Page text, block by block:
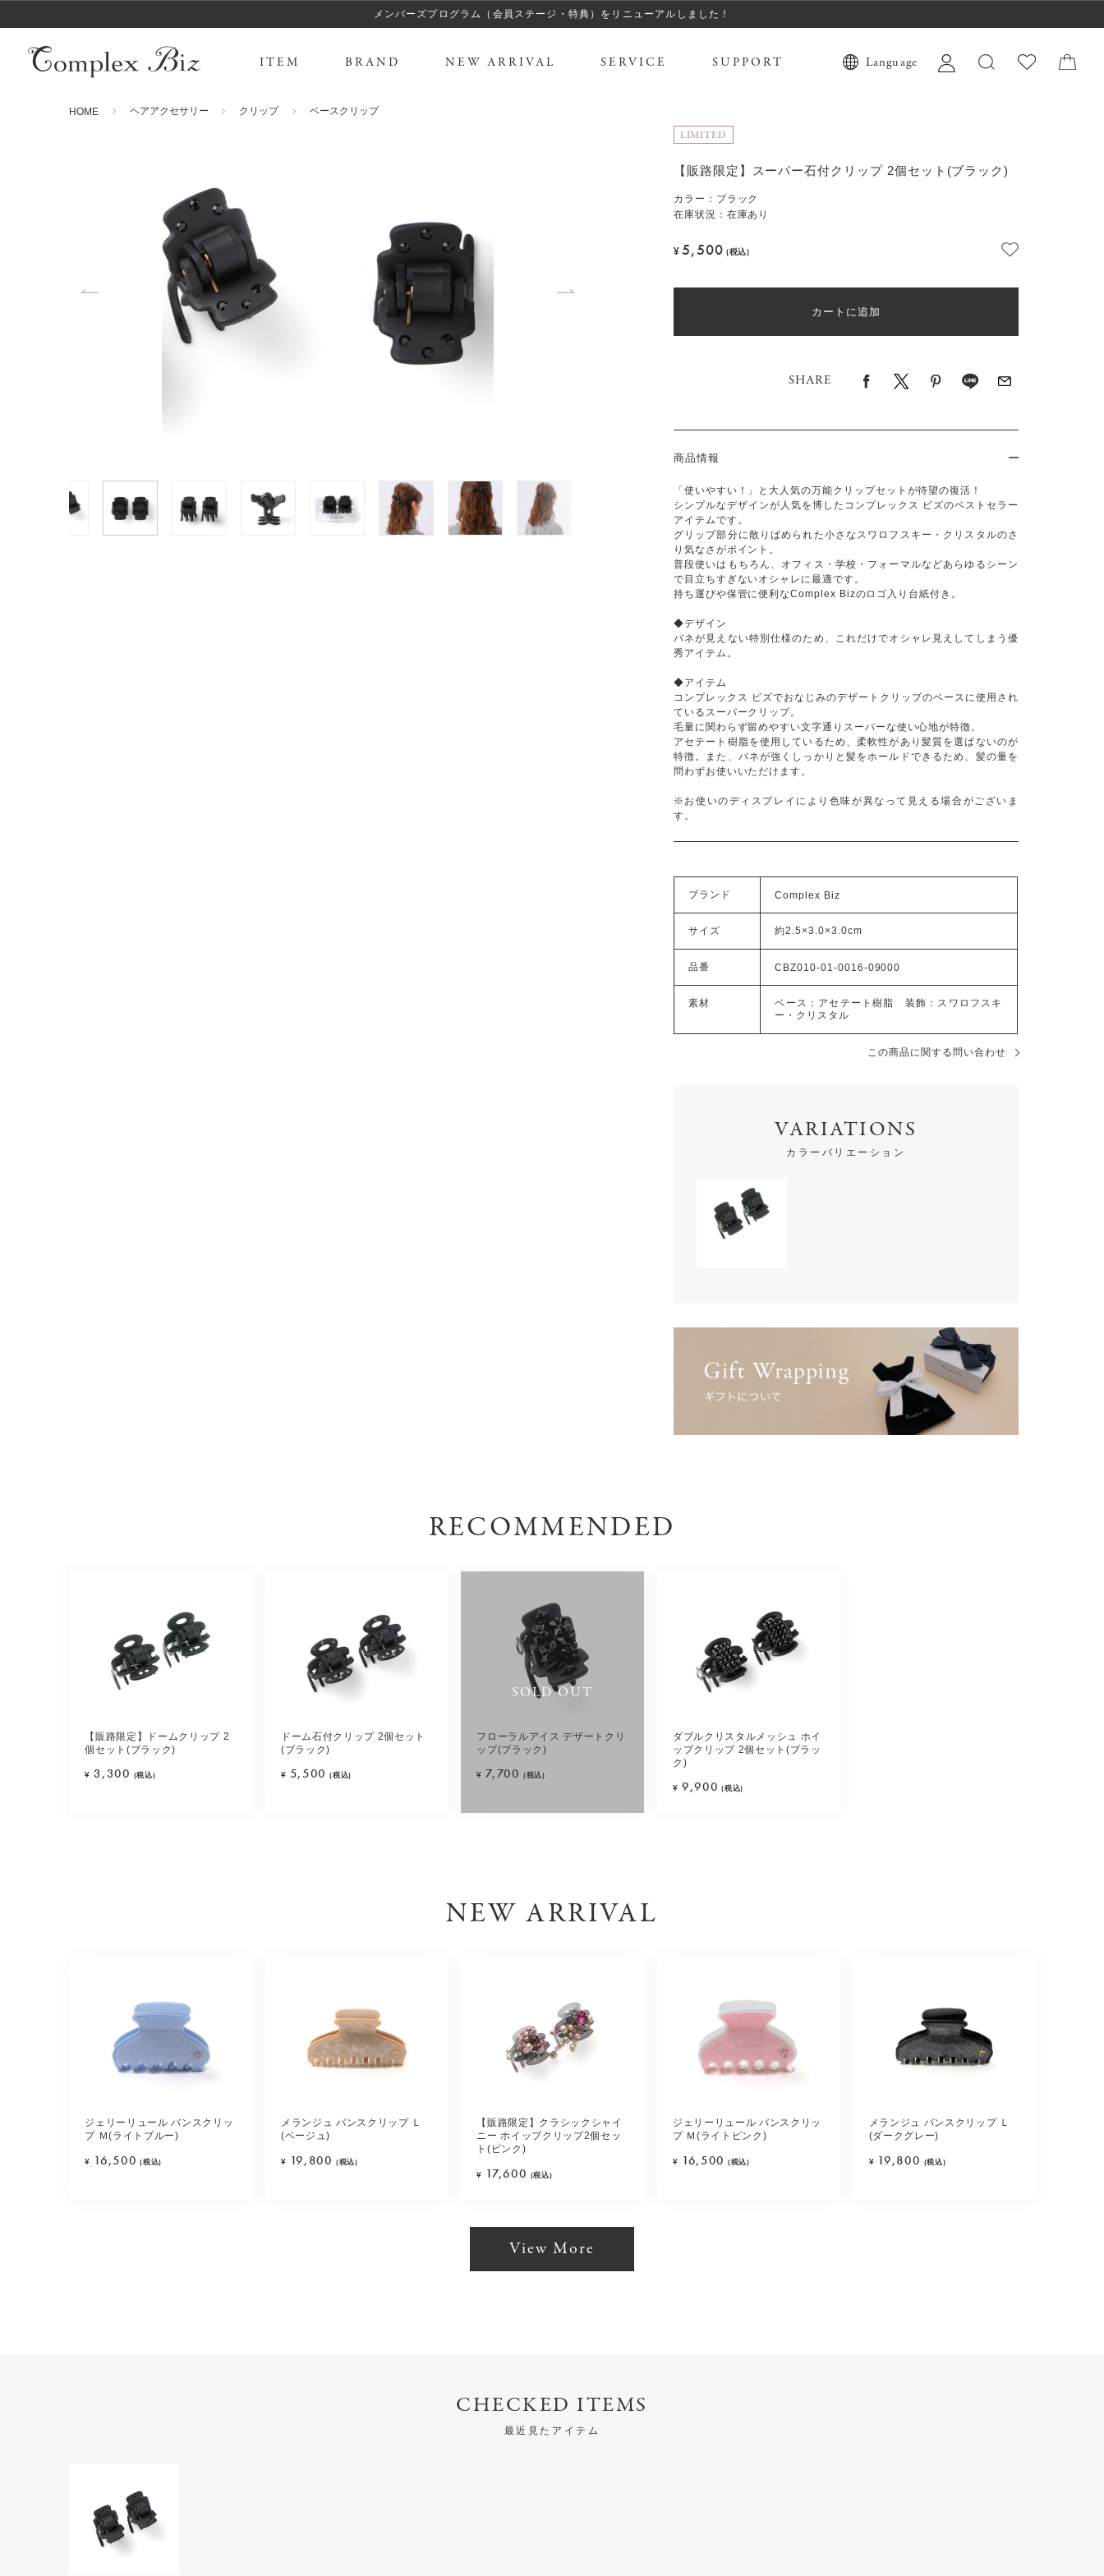
メンバーズプログラム（会員ステージ・特典）をリニューアルしました！
ITEM BRAND NEW ARRIVAL SERVICE SUPPORT Language
HOME ヘアアクセサリー クリップ ベースクリップ
LIMITED
【販路限定】スーパー石付クリップ 2個セット(ブラック)
カラー ： ブラック
在庫状況：在庫あり
¥ 5,500 (税込)
カートに追加
SHARE
商品情報
「使いやすい！」と大人気の万能クリップセットが待望の復活！
シンプルなデザインが人気を博したコンプレックス ビズのベストセラー
アイテムです。
グリップ部分に散りばめられた小さなスワロフスキー・クリスタルのさ
り気なさがポイント。
普段使いはもちろん、オフィス・学校・フォーマルなどあらゆるシーン
で目立ちすぎないオシャレに最適です。
持ち運びや保管に便利なComplex Bizのロゴ入り台紙付き。
◆デザイン
バネが見えない特別仕様のため、これだけでオシャレ見えしてしまう優
秀アイテム。
◆アイテム
コンプレックス ビズでおなじみのデザートクリップのベースに使用され
ているスーパークリップ。
毛量に関わらず留めやすい文字通りスーパーな使い心地が特徴。
アセテート樹脂を使用しているため、柔軟性があり髪質を選ばないのが
特徴。また、バネが強くしっかりと髪をホールドできるため、髪の量を
問わずお使いいただけます。
※お使いのディスプレイにより色味が異なって見える場合がございま
す。
ブランド Complex Biz
サイズ 約2.5×3.0×3.0cm
品番 CBZ010-01-0016-09000
素材
ベース：アセテート樹脂 装飾：スワロフスキ
ー・クリスタル
この商品に関する問い合わせ
VARIATIONS
カラーバリエーション
RECOMMENDED
【販路限定】ドームクリップ 2
個セット(ブラック)
¥ 3,300 (税込)
ドーム石付クリップ 2個セット
(ブラック)
¥ 5,500 (税込)
SOLD OUT
フローラルアイス デザートクリ
ップ(ブラック)
¥ 7,700 (税込)
ダブルクリスタルメッシュ ホイ
ップクリップ 2個セット(ブラッ
ク)
¥ 9,900 (税込)
NEW ARRIVAL
ジェリーリュール バンスクリッ
プ Ｍ(ライトブルー)
¥ 16,500 (税込)
メランジュ バンスクリップ Ｌ
(ベージュ)
¥ 19,800 (税込)
【販路限定】クラシックシャイ
ニー ホイップクリップ2個セッ
ト(ピンク)
¥ 17,600 (税込)
ジェリーリュール バンスクリッ
プ Ｍ(ライトピンク)
¥ 16,500 (税込)
メランジュ バンスクリップ Ｌ
(ダークグレー)
¥ 19,800 (税込)
View More
CHECKED ITEMS
最近見たアイテム